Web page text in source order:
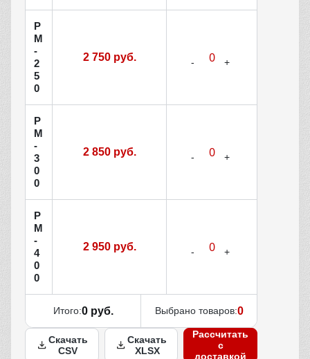
Р
М
-
2
5
0
2 750 руб.
Р
М
-
3
0
0
2 850 руб.
Р
М
-
4
0
0
2 950 руб.
Итого:0 руб. Выбрано товаров:0
Скачать
CSV
Скачать
XLSX
Рассчитать
с
доставкой